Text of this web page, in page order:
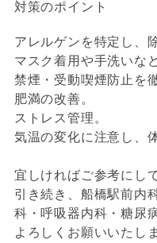
対策のポイント
アレルゲンを特定し、
マスク着用や手洗いな
禁煙・受動喫煙防止を
肥満の改善。
ストレス管理。
気温の変化に注意し、
宜しければご参考にし
引き続き、船橋駅前内
科・呼吸器内科・糖尿
よろしくお願いいたし